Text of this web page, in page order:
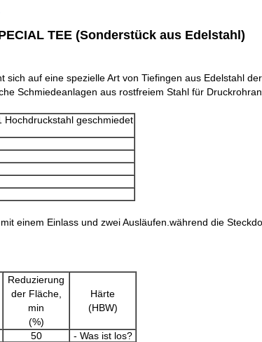
TEE (Sonderstück aus Edelstahl)
sich auf eine spezielle Art von Tiefingen aus Edelstahl
Schmiedeanlagen aus rostfreiem Stahl für
Hochdruckstahl geschmiedet
einem Einlass und zwei Ausläufen.während die
Reduzierung
der Fläche,
min
(%)
Härte
(HBW)
50 - Was ist los?